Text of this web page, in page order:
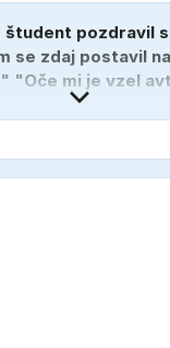
študent pozdravil
se zdaj postavil
"Oče mi je vzel